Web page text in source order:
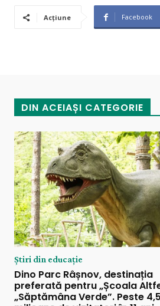
Acțiune Facebook
DIN ACEIAȘI CATEGORIE
Știri din educație
Dino Parc Râșnov, destinația
preferată pentru „Școala
„Săptămâna Verde”. Peste 4,5